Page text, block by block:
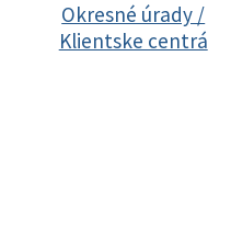
Okresné úrady /
Klientske centrá